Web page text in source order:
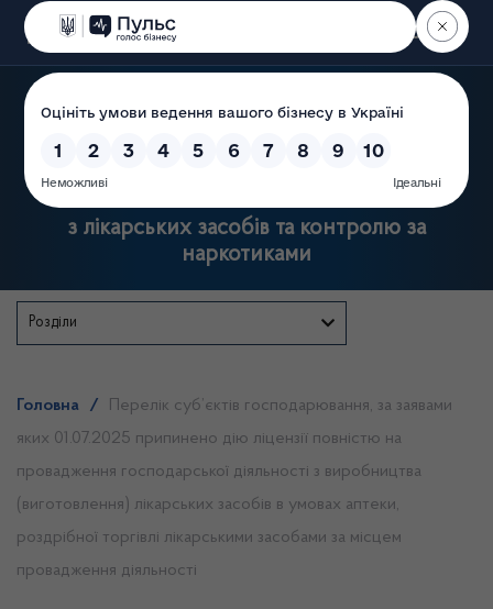
Пошук
Державна служба України
з лікарських засобів та контролю за
наркотиками
Розділи
Головна /
Перелік суб’єктів господарювання, за заявами
яких 01.07.2025 припинено дію ліцензії повністю на
провадження господарської діяльності з виробництва
(виготовлення) лікарських засобів в умовах аптеки,
роздрібної торгівлі лікарськими засобами за місцем
провадження діяльності